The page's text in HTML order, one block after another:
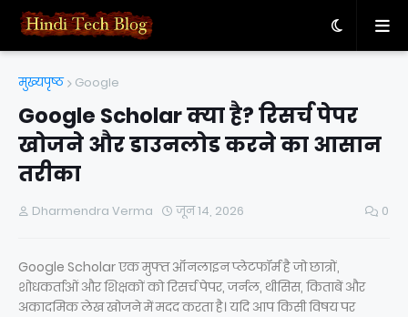
मुख्यपृष्ठ Google
Google Scholar क्या है? रिसर्च पेपर
खोजने और डाउनलोड करने का आसान
तरीका
Dharmendra Verma जून 14, 2026 0
Google Scholar एक मुफ्त ऑनलाइन प्लेटफॉर्म है जो छात्रों,
शोधकर्ताओं और शिक्षकों को रिसर्च पेपर, जर्नल, थीसिस, किताबें और
अकादमिक लेख खोजने में मदद करता है। यदि आप किसी विषय पर